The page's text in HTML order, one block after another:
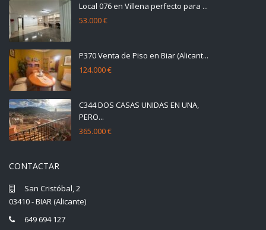
Local 076 en Villena perfecto para ...
53.000 €
P370 Venta de Piso en Biar (Alicant...
124.000 €
C344 DOS CASAS UNIDAS EN UNA,
PERO...
365.000 €
CONTACTAR
San Cristóbal, 2
03410 - BIAR (Alicante)
649 694 127